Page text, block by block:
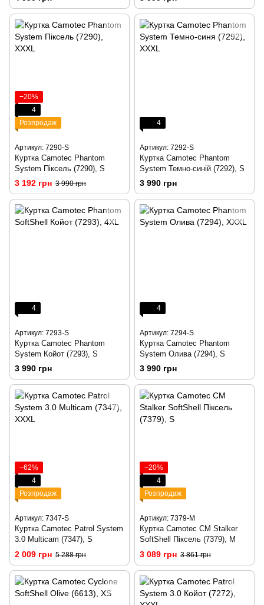
−20%
4
Розпродаж
Артикул: 7290-S
Куртка Camotec Phantom
System Піксель (7290), S
3 192 грн 3 990 грн
4
Артикул: 7292-S
Куртка Camotec Phantom
System Темно-синій (7292), S
3 990 грн
4
Артикул: 7293-S
Куртка Camotec Phantom
System Койот (7293), S
3 990 грн
4
Артикул: 7294-S
Куртка Camotec Phantom
System Олива (7294), S
3 990 грн
−62%
4
Розпродаж
Артикул: 7347-S
Куртка Camotec Patrol System
3.0 Multicam (7347), S
2 009 грн 5 288 грн
−20%
4
Розпродаж
Артикул: 7379-M
Куртка Camotec CM Stalker
SoftShell Піксель (7379), M
3 089 грн 3 861 грн